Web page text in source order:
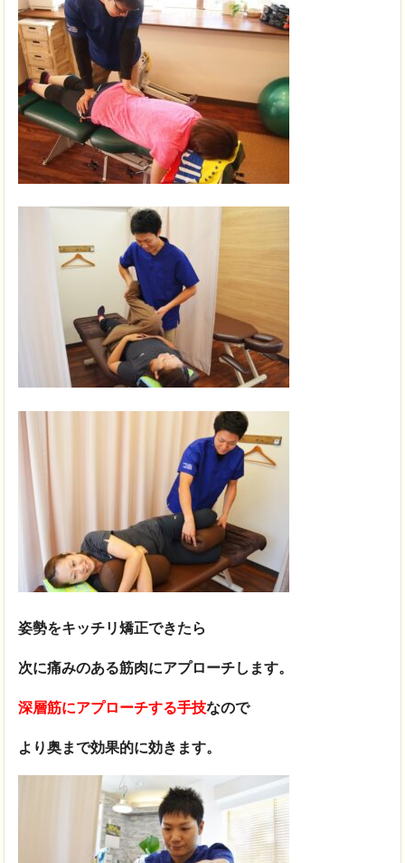
姿勢をキッチリ矯正できたら
次に痛みのある筋肉にアプローチします。
深層筋にアプローチする手技なので
より奥まで効果的に効きます。